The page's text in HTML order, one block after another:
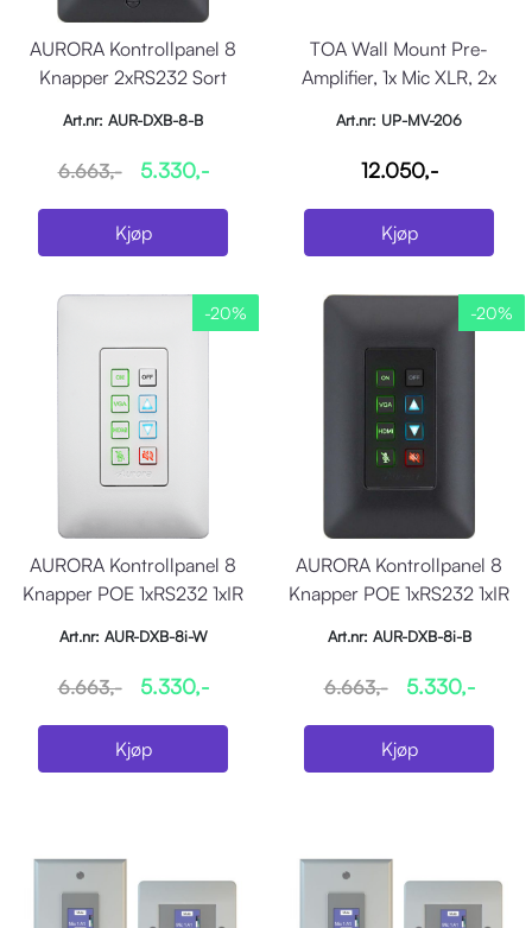
AURORA Kontrollpanel 8
Knapper 2xRS232 Sort
Art.nr: AUR-DXB-8-B
6.663,- 5.330,-
Kjøp
TOA Wall Mount Pre-
Amplifier, 1x Mic XLR, 2x
Art.nr: UP-MV-206
12.050,-
Kjøp
-20%
AURORA Kontrollpanel 8
Knapper POE 1xRS232 1xIR
Art.nr: AUR-DXB-8i-W
6.663,- 5.330,-
Kjøp
-20%
AURORA Kontrollpanel 8
Knapper POE 1xRS232 1xIR
Art.nr: AUR-DXB-8i-B
6.663,- 5.330,-
Kjøp